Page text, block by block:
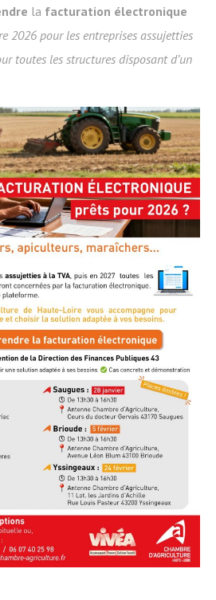
la facturation électronique
2026 pour les entreprises assujetties
toutes les structures disposant d’un